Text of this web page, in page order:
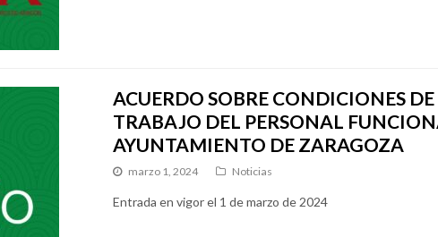
ACUERDO SOBRE CONDICIONES DE
TRABAJO DEL PERSONAL
AYUNTAMIENTO DE ZARAGOZA
marzo 1, 2024 Noticias
Entrada en vigor el 1 de marzo de 2024